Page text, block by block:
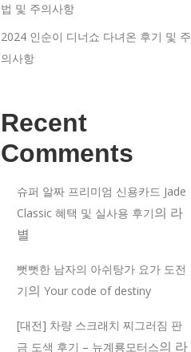
법 및 주의사항
2024 인순이 디너쇼 다녀온 후기 및 주
의사항
Recent
Comments
슈퍼 알짜 프리미엄 신용카드 Jade
Classic 혜택 및 실사용 후기의 라
별
뻣뻣한 남자의 아쉬탕가 요가 도전
기의 Your code of destiny
[대전] 차량 스크래치 찌그러짐 판
금 도색 후기 – 뉴계룡모터스의 라